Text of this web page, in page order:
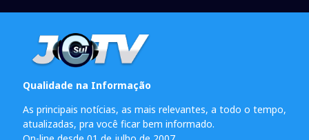
Qualidade na Informação
As principais notícias, as mais relevantes, a todo o tempo,
atualizadas, pra você ficar bem informado.